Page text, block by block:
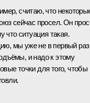
считаю, что
сейчас просел. Он
что ситуация такая.
мы уже не в первый раз
и надо к этому
точки для того, чтобы